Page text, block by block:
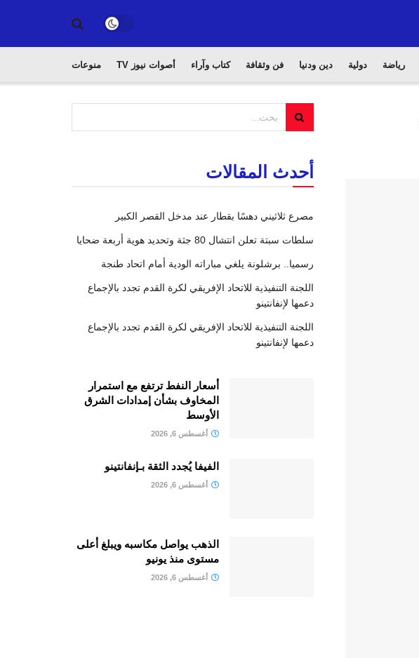
رياضة دولية دين ودنيا فن وثقافة كتاب وآراء أصوات نيوز TV منوعات
أحدث المقالات
مصرع ثلاثيني دهسًا بقطار عند مدخل القصر الكبير
سلطات سبتة تعلن انتشال 80 جثة وتحديد هوية أربعة ضحايا
رسميا.. برشلونة يلغي مباراته الودية أمام اتحاد طنجة
اللجنة التنفيذية للاتحاد الإفريقي لكرة القدم تجدد بالإجماع
دعمها لإنفانتينو
اللجنة التنفيذية للاتحاد الإفريقي لكرة القدم تجدد بالإجماع
دعمها لإنفانتينو
أسعار النفط ترتفع مع استمرار
المخاوف بشأن إمدادات الشرق
الأوسط
أغسطس 6, 2026
الفيفا يُجدد الثقة بـإنفانتينو
أغسطس 6, 2026
الذهب يواصل مكاسبه ويبلغ أعلى
مستوى منذ يونيو
أغسطس 6, 2026